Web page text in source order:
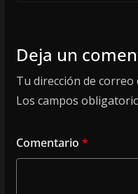
Deja un
Tu dirección de
Los campos
Comentario *